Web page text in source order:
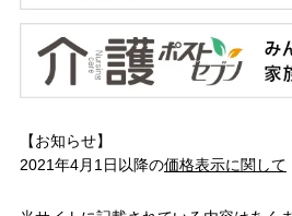
【お知らせ】
2021年4月1日以降の価格表示に関して